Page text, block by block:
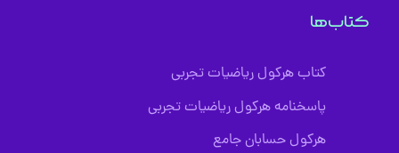
کتاب‌ها
کتاب‌ هرکول ریاضیات تجربی
پاسخنامه هرکول ریاضیات تجربی
هرکول حسابان جامع